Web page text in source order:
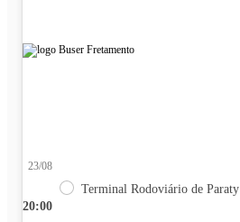
20:00
23/08
Terminal Rodoviário de Paraty